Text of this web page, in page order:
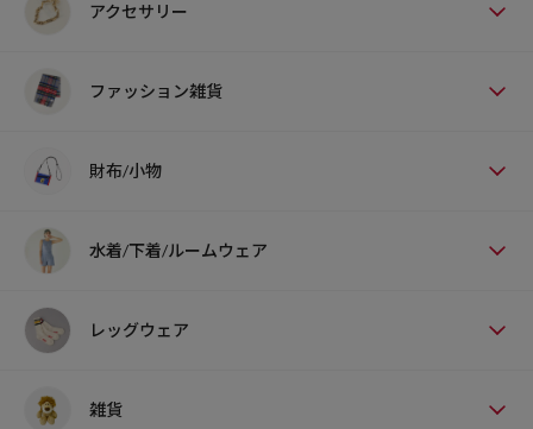
アクセサリー
ファッション雑貨
財布/小物
水着/下着/ルームウェア
レッグウェア
雑貨